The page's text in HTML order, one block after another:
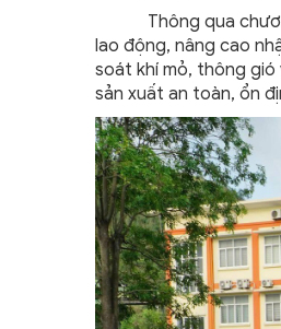
Thông qua chương
lao động, nâng cao
soát khí mỏ, thông
sản xuất an toàn, ổn